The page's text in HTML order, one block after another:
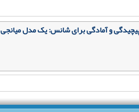
و آمادگی برای شانس: یک مدل میانجی